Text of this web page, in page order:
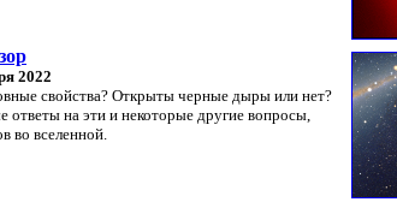
2022
свойства? Открыты черные дыры или нет?
ответы на эти и некоторые другие вопросы,
во вселенной.